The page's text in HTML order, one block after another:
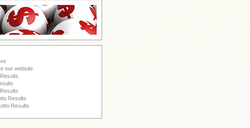
our website
Results
Results